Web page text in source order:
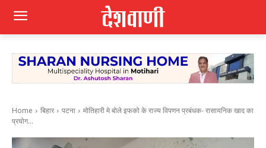
Home बिहार पटना
मोतिहारी मे बोले इफको के राज्य विपणन प्रबंधक- रासायनिक खाद का
प्रयोग...